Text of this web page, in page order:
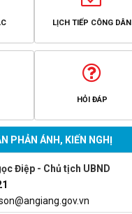
LỊCH TIẾP CÔNG DÂN
HỎI ĐÁP
PHẢN ÁNH, KIẾN NGHỊ
Điệp - Chủ tịch UBND